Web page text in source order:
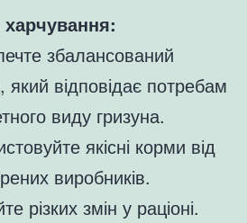
збалансований
який відповідає потребам
виду гризуна.
якісні корми від
виробників.
різких змін у раціоні.